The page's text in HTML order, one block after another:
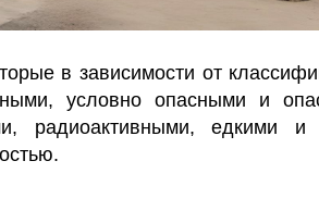
в зависимости от
условно опасными и
радиоактивными, едкими и